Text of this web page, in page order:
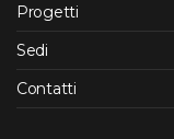
Progetti
Sedi
Contatti